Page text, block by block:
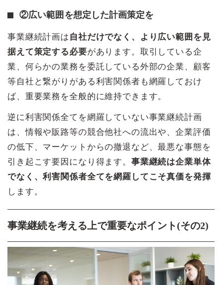
②広い範囲を想定した計画策定を
事業継続計画は 自社だけでなく、より広い範囲を見
据えて策定する必要があります。取引している企
業、何らかの業務を委託している外部の企業、顧客
等自社と繋がりがある利害関係者も網羅しておけ
ば、重要業務を全般的に維持できます。
逆に利害関係全てを網羅していない事業継続計画
は、情報や販路等の競合他社への流出や、企業評価
の低下、マーケットからの撤退など、最悪な事態を
引き起こす要因になり得ます。 事業継続は企業単体
でなく、利害関係者全てを網羅してこそ真価を発揮
します。
事業継続を考える上で重要なポイント(その2)